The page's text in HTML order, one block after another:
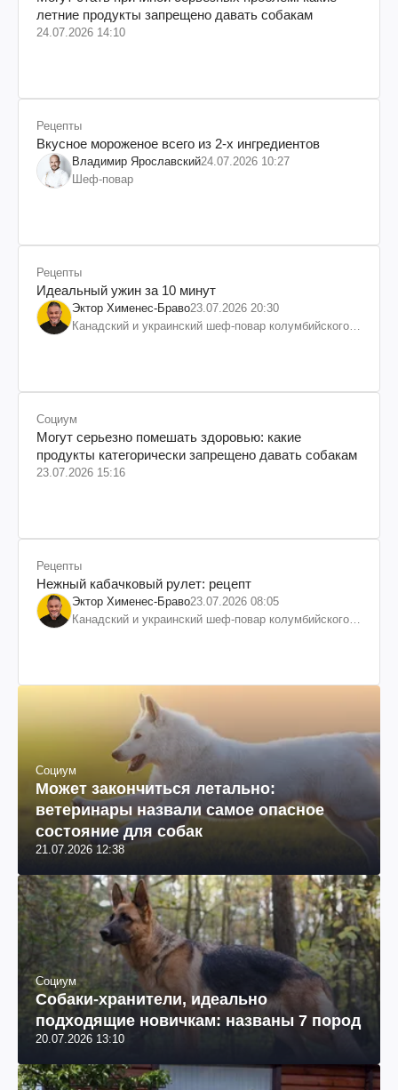
летние продукты запрещено давать собакам
24.07.2026 14:10
Рецепты
Вкусное мороженое всего из 2-х ингредиентов
Владимир Ярославский24.07.2026 10:27
Шеф-повар
Рецепты
Идеальный ужин за 10 минут
Эктор Хименес-Браво23.07.2026 20:30
Канадский и украинский шеф-повар колумбийского
Социум
Могут серьезно помешать здоровью: какие
продукты категорически запрещено давать собакам
23.07.2026 15:16
Рецепты
Нежный кабачковый рулет: рецепт
Эктор Хименес-Браво23.07.2026 08:05
Канадский и украинский шеф-повар колумбийского
Социум
Может закончиться летально:
ветеринары назвали самое опасное
состояние для собак
21.07.2026 12:38
Социум
Собаки-хранители, идеально
подходящие новичкам: названы 7 пород
20.07.2026 13:10